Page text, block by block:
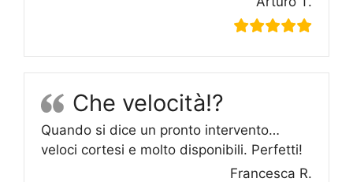
Che velocità!?
Quando si dice un pronto intervento…
veloci cortesi e molto disponibili. Perfetti!
Francesca R.